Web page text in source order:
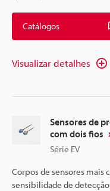
Catálogos
Visualizar detalhes
Sensores de
com dois fios
Série EV
Corpos de sensores mais
sensibilidade de